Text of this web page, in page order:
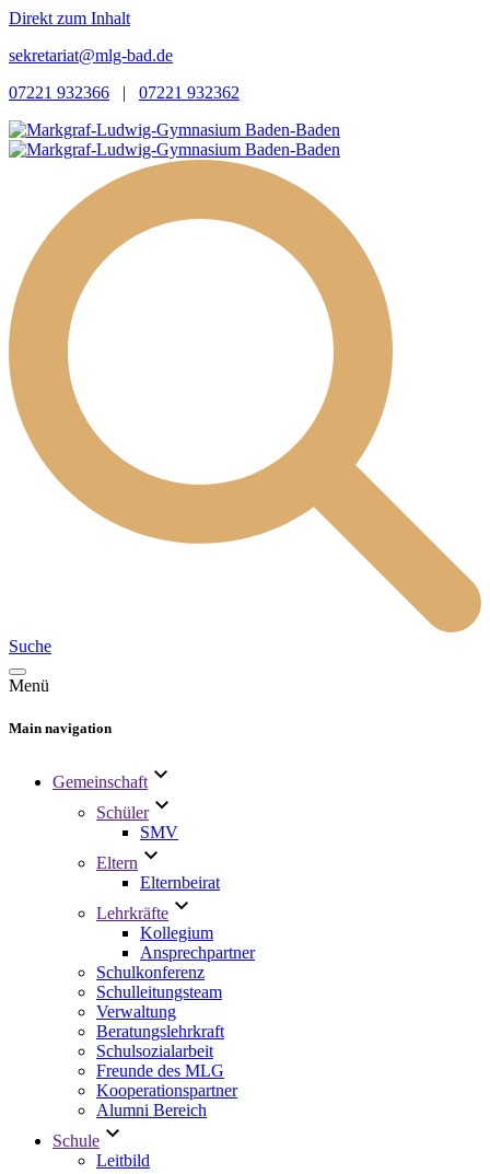
Direkt zum Inhalt
sekretariat@mlg-bad.de
07221 932366 | 07221 932362
Suche
Menü
Main navigation
Gemeinschaft
Schüler
SMV
Eltern
Elternbeirat
Lehrkräfte
Kollegium
Ansprechpartner
Schulkonferenz
Schulleitungsteam
Verwaltung
Beratungslehrkraft
Schulsozialarbeit
Freunde des MLG
Kooperationspartner
Alumni Bereich
Schule
Leitbild